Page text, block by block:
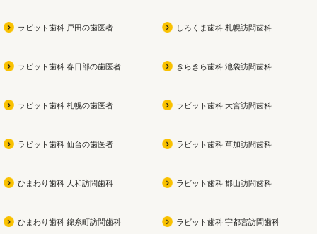
ラビット歯科 戸田の歯医者
ラビット歯科 春日部の歯医者
ラビット歯科 札幌の歯医者
ラビット歯科 仙台の歯医者
ひまわり歯科 大和訪問歯科
ひまわり歯科 錦糸町訪問歯科
しろくま歯科 札幌訪問歯科
きらきら歯科 池袋訪問歯科
ラビット歯科 大宮訪問歯科
ラビット歯科 草加訪問歯科
ラビット歯科 郡山訪問歯科
ラビット歯科 宇都宮訪問歯科